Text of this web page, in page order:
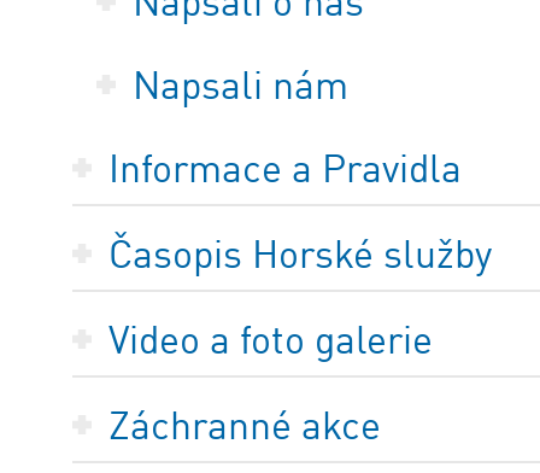
Napsali nám
Informace a Pravidla
Časopis Horské služby
Video a foto galerie
Záchranné akce